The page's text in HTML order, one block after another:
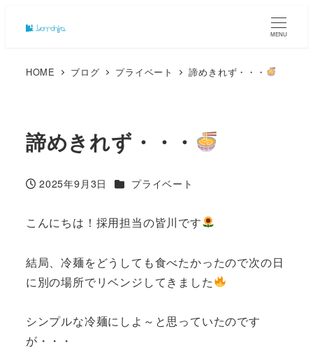
MENU
HOME ブログ プライベート 諦めきれず・・・
諦めきれず・・・
投稿日
2025年9月3日 カテゴリー
プライベート
こんにちは！採用担当の皆川です
結局、冷麺をどうしても食べたかったので次の日
に別の場所でリベンジしてきました
シンプルな冷麺にしよ～と思っていたのです
が・・・